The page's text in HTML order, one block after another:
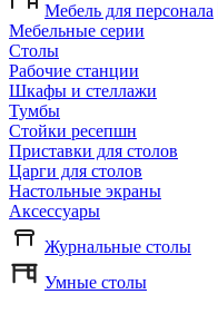
Мебель для персонала
Мебельные серии
Столы
Рабочие станции
Шкафы и стеллажи
Тумбы
Стойки ресепшн
Приставки для столов
Царги для столов
Настольные экраны
Аксессуары
Журнальные столы
Умные столы